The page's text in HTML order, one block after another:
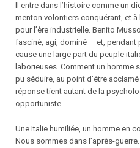
Il entre dans l’histoire comme un
menton volontiers conquérant, et
pour l’ère industrielle. Benito
fasciné, agi, dominé — et, pendant
cause une large part du peuple
laborieuses. Comment un homme
pu séduire, au point d’être
réponse tient autant de la
opportuniste.
Une Italie humiliée, un homme en
Nous sommes dans l’après-